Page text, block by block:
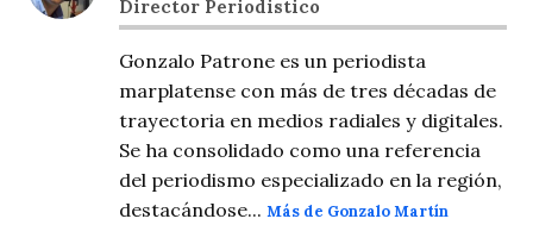
Director Periodistico
Gonzalo Patrone es un periodista
marplatense con más de tres décadas de
trayectoria en medios radiales y digitales.
Se ha consolidado como una referencia
del periodismo especializado en la región,
destacándose...Más de Gonzalo Martín